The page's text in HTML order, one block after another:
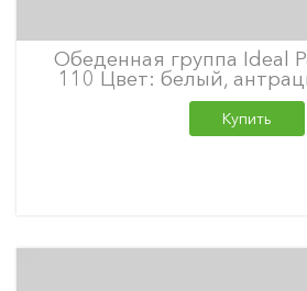
Обеденная группа Ideal
110 Цвет: белый,
Купить